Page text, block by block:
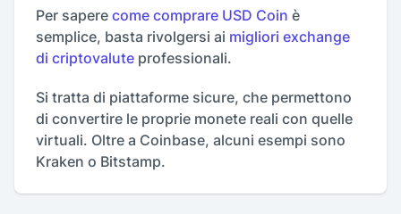
Per sapere come comprare USD Coin è
semplice, basta rivolgersi ai migliori exchange
di criptovalute professionali.
Si tratta di piattaforme sicure, che permettono
di convertire le proprie monete reali con quelle
virtuali. Oltre a Coinbase, alcuni esempi sono
Kraken o Bitstamp.